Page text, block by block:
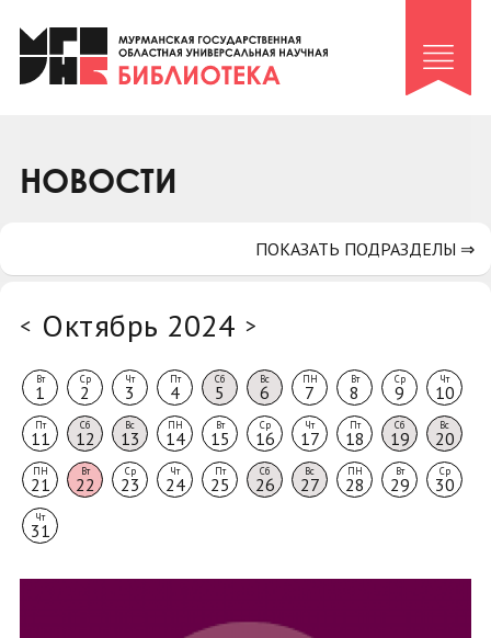
Клуб «Гиря и сельдерей»
Клуб «Семейный архив»
Коллегам
НОВОСТИ
< Октябрь 2024 >
Вт
1
Ср
2
Чт
3
Пт
4
Сб
5
Вс
6
ПН
7
Вт
8
Ср
9
Чт
10
Пт
11
Сб
12
Вс
13
ПН
14
Вт
15
Ср
16
Чт
17
Пт
18
Сб
19
Вс
20
ПН
21
Вт
22
Ср
23
Чт
24
Пт
25
Сб
26
Вс
27
ПН
28
Вт
29
Ср
30
Чт
31
ПОКАЗАТЬ ПОДРАЗДЕЛЫ ⇒